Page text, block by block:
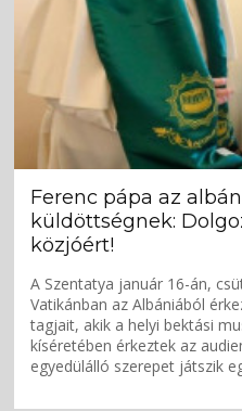
Ferenc pápa az
küldöttségnek:
közjóért!
A Szentatya január 16-án,
Vatikánban az Albániából
tagjait, akik a helyi bektási
kíséretében érkeztek az
egyedülálló szerepet játszik